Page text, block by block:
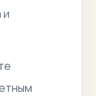
и